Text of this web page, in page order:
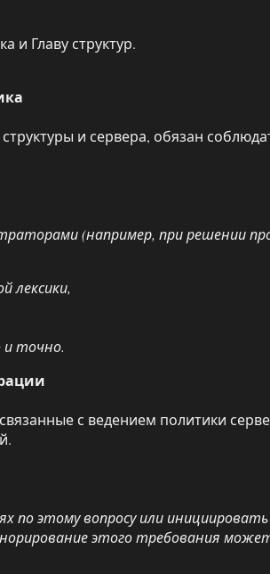
и Главу структур.
и сервера, обязан
(например, при решении
лексики,
и точно.
с ведением политики
этому вопросу или
этого требования может